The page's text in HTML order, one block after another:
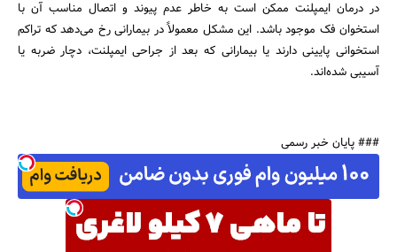
در درمان ایمپلنت ممکن است به خاطر عدم پیوند و اتصال مناسب آن با
استخوان فک موجود باشد. این مشکل معمولاً در بیمارانی رخ می‌دهد که تراکم
استخوانی پایینی دارند یا بیمارانی که بعد از جراحی ایمپلنت، دچار ضربه یا
آسیبی شده‌اند.
### پایان خبر رسمی